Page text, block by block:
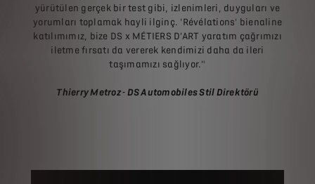
yürütülen gerçek bir test gibi, izlenimleri, duyguları ve
yorumları toplamak hayli ilginç. 'Révélations' bienaline
katılımımız, bize DS x MÉTIERS D'ART yaratım çağrımızı
iletme fırsatı da vererek kendimizi daha da ileri
taşımamızı sağlıyor."
Thierry Metroz - DS Automobiles Stil Direktörü